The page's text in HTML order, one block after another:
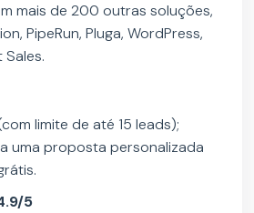
mais de 200 outras soluções,
PipeRun, Pluga, WordPress,
Sales.
limite de até 15 leads);
uma proposta personalizada
5